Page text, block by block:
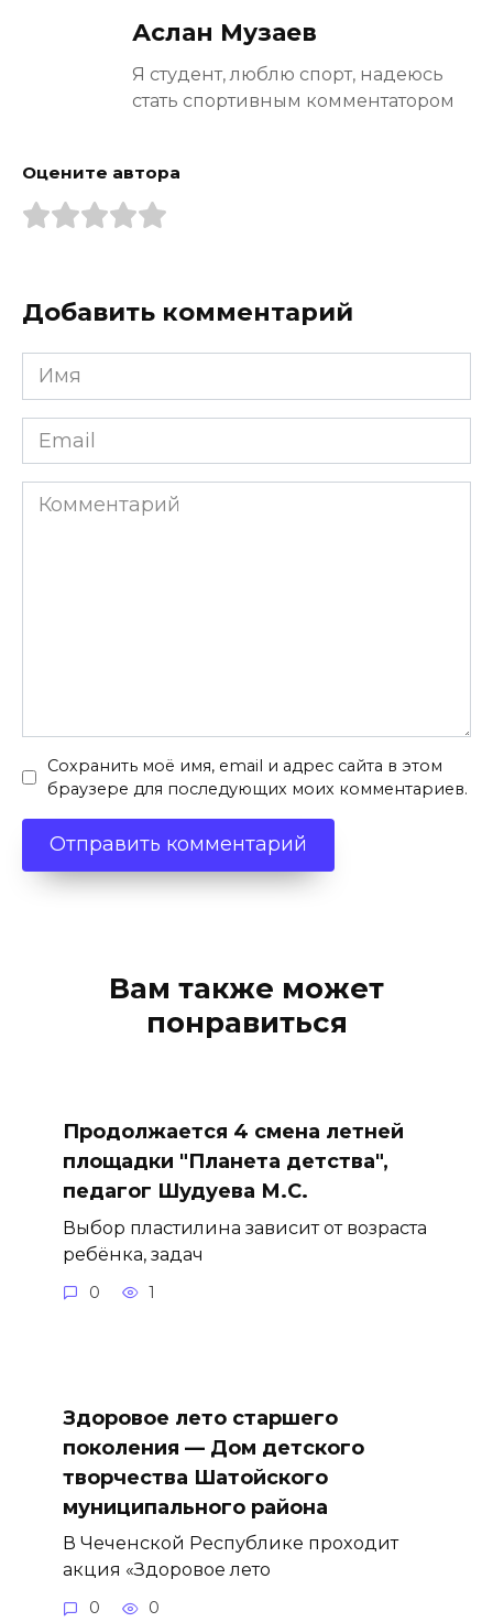
Аслан Музаев
Я студент, люблю спорт, надеюсь
стать спортивным комментатором
Оцените автора
Добавить комментарий
Имя
*
Email
*
Комментарий
Сохранить моё имя, email и адрес сайта в этом
браузере для последующих моих комментариев.
Вам также может
понравиться
Продолжается 4 смена летней
площадки "Планета детства",
педагог Шудуева М.С.
Выбор пластилина зависит от возраста
ребёнка, задач
0 1
Здоровое лето старшего
поколения — Дом детского
творчества Шатойского
муниципального района
В Чеченской Республике проходит
акция «Здоровое лето
0 0